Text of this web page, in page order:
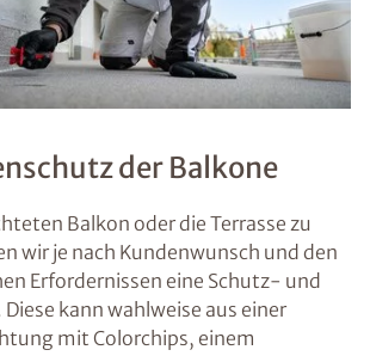
der Balkone
Balkon oder die Terrasse zu
wir je nach Kundenwunsch und den
Erfordernissen eine Schutz- und
kann wahlweise aus einer
mit Colorchips, einem